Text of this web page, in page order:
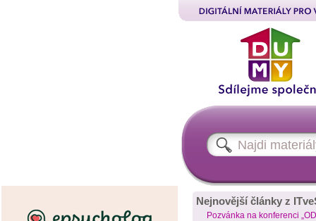
Nejnovější články z
Pozvánka na konferenci